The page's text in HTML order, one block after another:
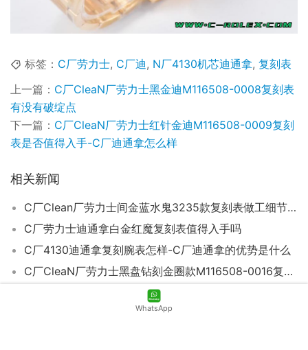
标签： C厂劳力士, C厂迪, N厂4130机芯迪通拿, 复刻表
上一篇： C厂CleaN厂劳力士黑金迪M116508-0008复刻表
有没有破绽点
下一篇： C厂CleaN厂劳力士红针金迪M116508-0009复刻
表是否值得入手-C厂迪通拿怎么样
相关新闻
C厂Clean厂劳力士间金蓝水鬼3235款复刻表做工细节如何
C厂劳力士迪通拿白金红魔复刻表值得入手吗
C厂4130迪通拿复刻腕表怎样-C厂迪通拿的优势是什么
C厂CleaN厂劳力士黑盘钻刻金圈款M116508-0016复刻表做工细节如何-C厂迪通拿
WhatsApp